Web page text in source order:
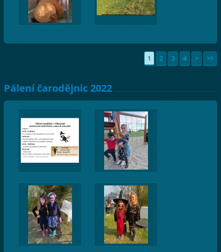
1 2 3 4 > >>
Pálení čarodějnic 2022